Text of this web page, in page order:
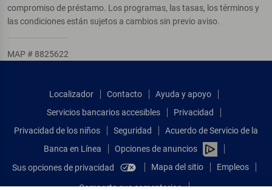
compromiso de préstamo. Los programas, las tasas, los términos y
las condiciones están sujetos a cambios sin previo aviso.
MAP # 8825622
Localizador Contacto
Ayuda y apoyo
Servicios bancarios accesibles
Privacidad
Privacidad de los niños
Seguridad
Acuerdo de Servicio de la
Banca en Línea
Opciones de anuncios
Sus opciones de privacidad
Mapa del sitio Empleos
Comparta sus comentarios